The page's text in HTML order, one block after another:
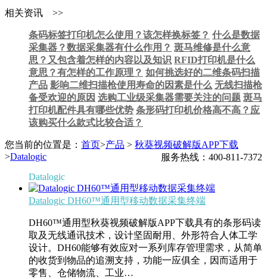
相关资讯 >>
条码标签打印机怎么使用？该怎样换标签？ 什么是数据
采集器？数据采集器有什么作用？ 斑马维修是什么意
思？又包含着怎样的内容以及知识 RFID打印机是什么
意思？有怎样的工作原理？ 如何挑选好的二维条码扫描
产品 影响二维扫描枪使用寿命的因素是什么 无线扫描枪
备受欢迎的原因 选购工业级采集器需要关注的问题 斑马
打印机配件具有哪些优势 条形码打印机价格高不高？应
该购买什么款式比较合适？
您当前的位置是： 首页>产品 > 秋葵视频破解版APP下载
>Datalogic
服务热线：400-811-7372
Datalogic
Datalogic DH60™通用型移动数据采集终端
DH60™通用型秋葵视频破解版APP下载具有的条形码读
取及无线通讯技术，设计坚固耐用、外形符合人体工学
设计。DH60能够有效应对一系列库存管理需求，从简单
的收货到物品的追溯支持，功能一应俱全，因而适用于
零售、仓储物流、工业…